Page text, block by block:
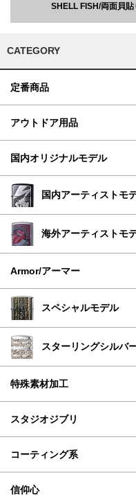
SHELL FISH/両面貝
CATEGORY
定番商品
アウトドア用品
国内オリジナルモデル
国内アーティストモ
海外アーティストモ
Armor/アーマー
スペシャルモデル
スターリングシルバ
特殊素材加工
スタジオジブリ
コーティング系
信仰心